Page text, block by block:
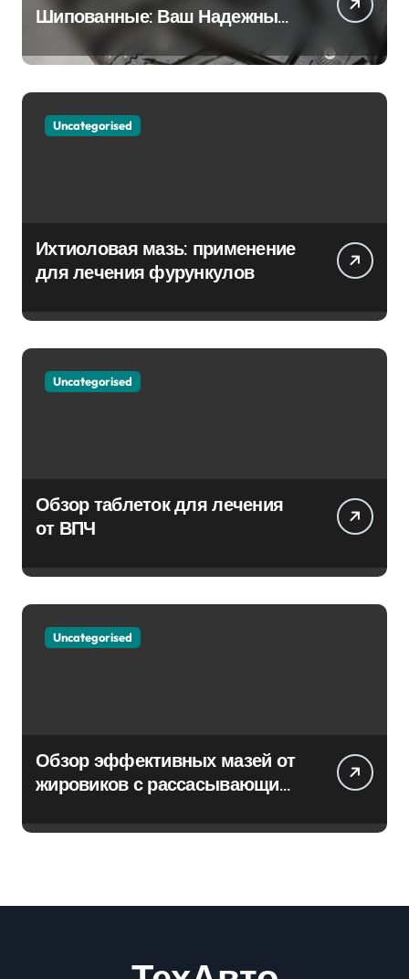
Шипованные: Ваш Надежный
Партнёр на Снежных Дорогах
Uncategorised
Ихтиоловая мазь: применение
для лечения фурункулов
Uncategorised
Обзор таблеток для лечения
от ВПЧ
Uncategorised
Обзор эффективных мазей от
жировиков с рассасывающим